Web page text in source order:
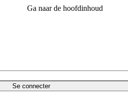
Ga naar de hoofdinhoud
Se connecter